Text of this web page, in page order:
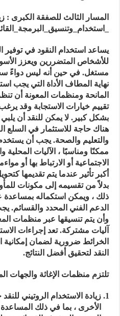
المسار الثالث للصفقة الكبرى :
يساعد استخدام النقود في توفير
للأشخاص المتضررين ويعزز
مستغل. في حين أنه ليس دواءً
نهاية المطاف الأداة التي يجب
المانحة ومنظمات المعونة أن
تقييم خيارات الاستجابة وقد
بشكل كبير. لا يمكن للنقد أن
هناك حاجة للاستثمار في السلع
والتعليم والصحة. يجب أن
ممكنًا ومناسبًا ، الآليات المحلية
الاجتماعية أو الارتباط بها أو
أكبر تأثير عندما يتم تقديمها
بدلاً من تقسيمه إلى مكونات
ذلك ، ويمكن استكماله بمساعدة
الدعم الفني المحدد
وأن يتم تنسيقها عبر منظمات
آليات مشتركة. تعد إجراءات
الخرائط ضرورية لضمان إمكانية
النقد لتحقيق أفضل النتائج.
تلتزم منظمات الإغاثة والجهات
زيادة الاستخدام الروتيني
الأخرى ، بما في ذلك